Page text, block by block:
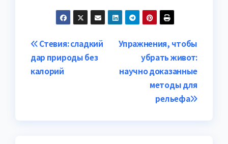
Навигация
по
Упражнения, чтобы
убрать живот:
научно доказанные
методы для
рельефа
Стевия: сладкий
дар природы без
калорий